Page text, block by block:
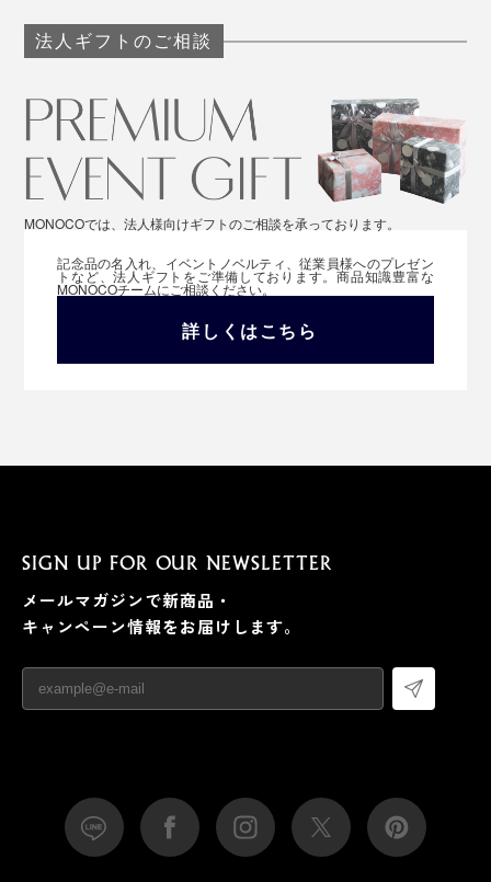
法人ギフトのご相談
MONOCOでは、法人様向けギフトのご相談を承っております。
記念品の名入れ、イベントノベルティ、従業員様へのプレゼン
トなど、法人ギフトをご準備しております。商品知識豊富な
MONOCOチームにご相談ください。
詳しくはこちら
SIGN UP FOR OUR NEWSLETTER
メールマガジンで新商品・
キャンペーン情報をお届けします。